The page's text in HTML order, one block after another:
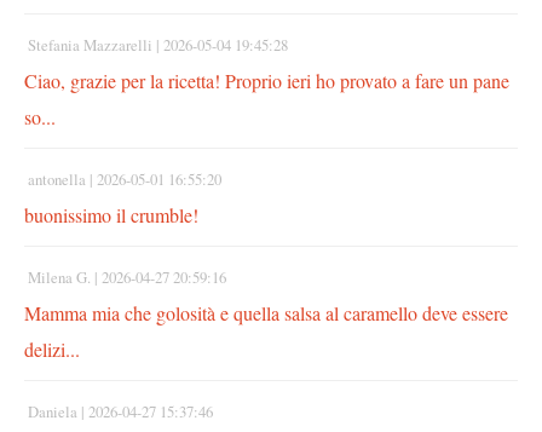
Stefania Mazzarelli | 2026-05-04 19:45:28
Ciao, grazie per la ricetta! Proprio ieri ho provato a fare un pane
so...
antonella | 2026-05-01 16:55:20
buonissimo il crumble!
Milena G. | 2026-04-27 20:59:16
Mamma mia che golosità e quella salsa al caramello deve essere
delizi...
Daniela | 2026-04-27 15:37:46